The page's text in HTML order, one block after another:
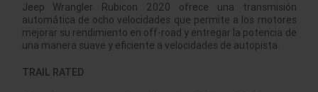
Jeep Wrangler Rubicon 2020 ofrece una transmisión
automática de ocho velocidades que permite a los motores
mejorar su rendimiento en off-road y entregar la potencia de
una manera suave y eficiente a velocidades de autopista.
TRAIL RATED